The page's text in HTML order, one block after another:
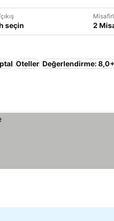
seçin 2
Oteller Değerlendirme: